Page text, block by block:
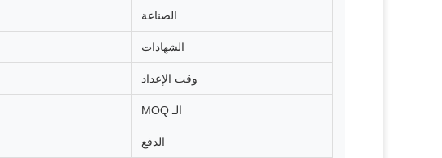
الصناعة
الشهادات
وقت الإعداد
الـ MOQ
الدفع